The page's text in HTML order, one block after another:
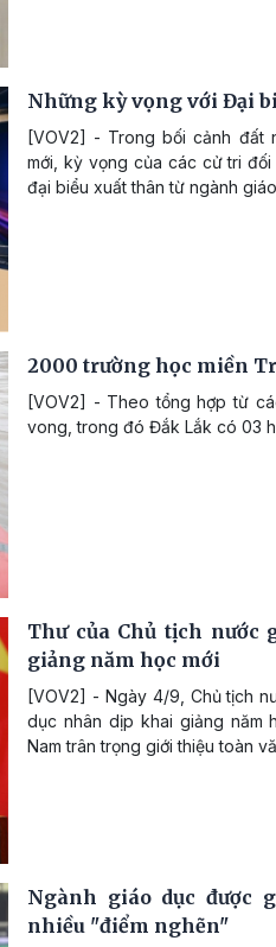
Những kỳ vọng với Đại
[VOV2] - Trong bối cảnh đất
mới, kỳ vọng của các cử tri
đại biểu xuất thân từ ngành
2000 trường học miền
[VOV2] - Theo tổng hợp từ
vong, trong đó Đắk Lắk có 03
Thư của Chủ tịch nước
giảng năm học mới
[VOV2] - Ngày 4/9, Chủ tịch
dục nhân dịp khai giảng năm
Nam trân trọng giới thiệu toàn
Ngành giáo dục được
nhiều "điểm nghẽn"